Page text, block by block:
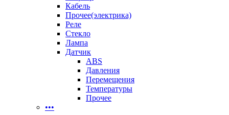
Кабель
Прочее(электрика)
Реле
Стекло
Лампа
Датчик
ABS
Давления
Перемещения
Температуры
Прочее
•••